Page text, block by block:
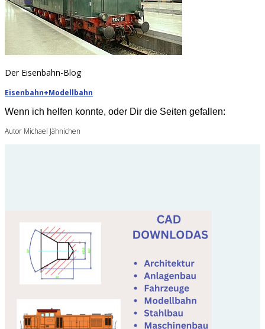
Der Eisenbahn-Blog
Eisenbahn+Modellbahn
Wenn ich helfen konnte, oder Dir die Seiten gefallen:
Autor Michael Jähnichen